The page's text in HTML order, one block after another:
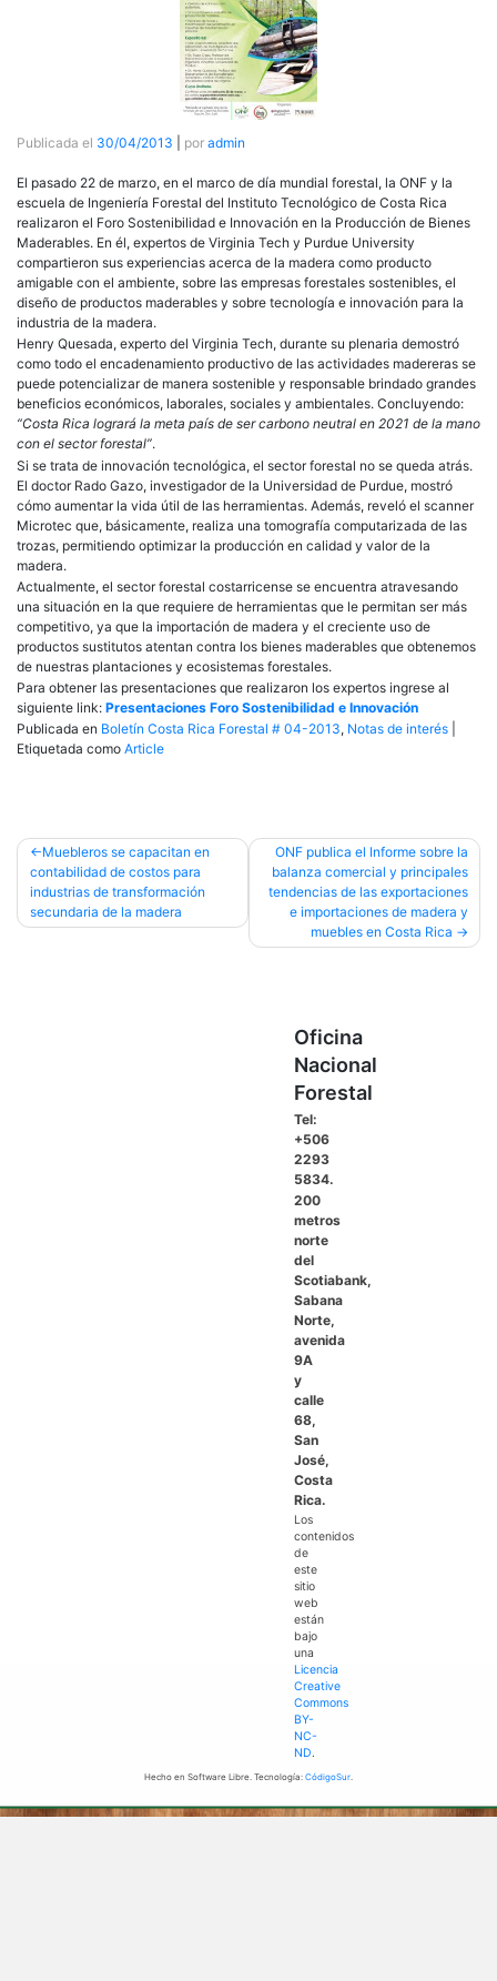
Publicada el 30/04/2013 por admin
El pasado 22 de marzo, en el marco de día mundial forestal, la ONF y la
escuela de Ingeniería Forestal del Instituto Tecnológico de Costa Rica
realizaron el Foro Sostenibilidad e Innovación en la Producción de Bienes
Maderables. En él, expertos de Virginia Tech y Purdue University
compartieron sus experiencias acerca de la madera como producto
amigable con el ambiente, sobre las empresas forestales sostenibles, el
diseño de productos maderables y sobre tecnología e innovación para la
industria de la madera.
Henry Quesada, experto del Virginia Tech, durante su plenaria demostró
como todo el encadenamiento productivo de las actividades madereras se
puede potencializar de manera sostenible y responsable brindado grandes
beneficios económicos, laborales, sociales y ambientales. Concluyendo:
“Costa Rica logrará la meta país de ser carbono neutral en 2021 de la mano
con el sector forestal”.
Si se trata de innovación tecnológica, el sector forestal no se queda atrás.
El doctor Rado Gazo, investigador de la Universidad de Purdue, mostró
cómo aumentar la vida útil de las herramientas. Además, reveló el scanner
Microtec que, básicamente, realiza una tomografía computarizada de las
trozas, permitiendo optimizar la producción en calidad y valor de la
madera.
Actualmente, el sector forestal costarricense se encuentra atravesando
una situación en la que requiere de herramientas que le permitan ser más
competitivo, ya que la importación de madera y el creciente uso de
productos sustitutos atentan contra los bienes maderables que obtenemos
de nuestras plantaciones y ecosistemas forestales.
Para obtener las presentaciones que realizaron los expertos ingrese al
siguiente link: Presentaciones Foro Sostenibilidad e Innovación
Publicada en Boletín Costa Rica Forestal # 04-2013, Notas de interés
Etiquetada como Article
Navegación
de
entradas
Muebleros se capacitan en
contabilidad de costos para
industrias de transformación
secundaria de la madera
ONF publica el Informe sobre la
balanza comercial y principales
tendencias de las exportaciones
e importaciones de madera y
muebles en Costa Rica
Oficina
Nacional
Forestal
Tel:
+506
2293
5834.
200
metros
norte
del
Scotiabank,
Sabana
Norte,
avenida
9A
y
calle
68,
San
José,
Costa
Rica.
Los
contenidos
de
este
sitio
web
están
bajo
una
Licencia
Creative
Commons
BY-
NC-
ND.
Hecho en Software Libre. Tecnología: CódigoSur.